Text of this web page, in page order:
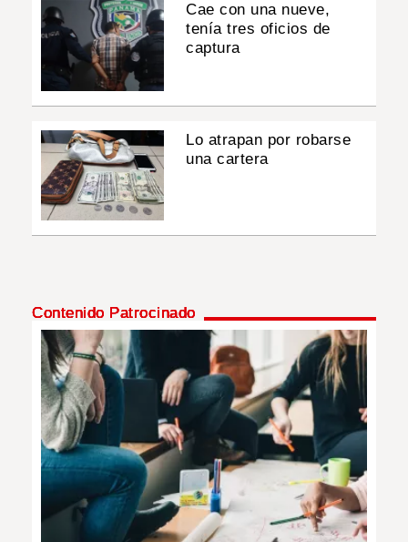
Cae con una nueve,
tenía tres oficios de
captura
Lo atrapan por robarse
una cartera
Contenido Patrocinado